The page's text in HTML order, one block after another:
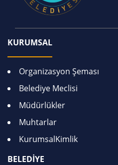
KURUMSAL
Organizasyon Şeması
Belediye Meclisi
Müdürlükler
Muhtarlar
KurumsalKimlik
BELEDİYE